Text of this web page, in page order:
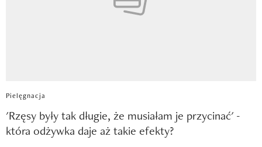
Pielęgnacja
'Rzęsy były tak długie, że musiałam je przycinać' -
która odżywka daje aż takie efekty?